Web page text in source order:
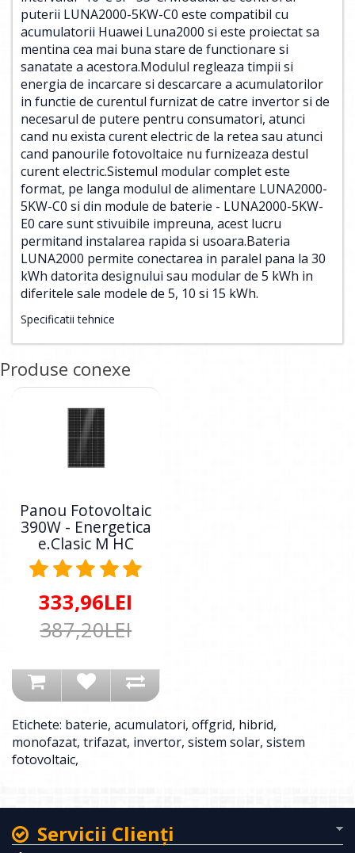
puterii LUNA2000-5KW-C0 este compatibil cu
acumulatorii Huawei Luna2000 si este proiectat sa
mentina cea mai buna stare de functionare si
sanatate a acestora.Modulul regleaza timpii si
energia de incarcare si descarcare a acumulatorilor
in functie de curentul furnizat de catre invertor si de
necesarul de putere pentru consumatori, atunci
cand nu exista curent electric de la retea sau atunci
cand panourile fotovoltaice nu furnizeaza destul
curent electric.Sistemul modular complet este
format, pe langa modulul de alimentare LUNA2000-
5KW-C0 si din module de baterie - LUNA2000-5KW-
E0 care sunt stivuibile impreuna, acest lucru
permitand instalarea rapida si usoara.Bateria
LUNA2000 permite conectarea in paralel pana la 30
kWh datorita designului sau modular de 5 kWh in
diferitele sale modele de 5, 10 si 15 kWh.
Specificatii tehnice
Produse conexe
Panou Fotovoltaic
390W - Energetica
e.Clasic M HC
333,96LEI
387,20LEI
Etichete: baterie, acumulatori, offgrid, hibrid,
monofazat, trifazat, invertor, sistem solar, sistem
fotovoltaic,
Servicii Clienţi